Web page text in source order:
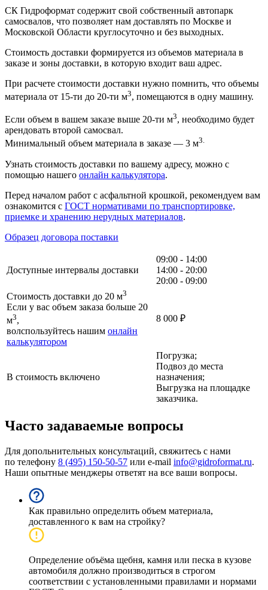
СК Гидроформат содержит свой собственный автопарк
самосвалов, что позволяет нам доставлять по Москве и
Московской Области круглосуточно и без выходных.
Стоимость доставки формируется из объемов материала в
заказе и зоны доставки, в которую входит ваш адрес.
При расчете стоимости доставки нужно помнить, что объемы
материала от 15-ти до 20-ти м3, помещаются в одну машину.
Если объем в вашем заказе выше 20-ти м3, необходимо будет
арендовать второй самосвал.
Минимальный объем материала в заказе — 3 м3.
Узнать стоимость доставки по вашему адресу, можно с
помощью нашего онлайн калькулятора.
Перед началом работ с асфальтной крошкой, рекомендуем вам
ознакомится с ГОСТ нормативами по транспортировке,
приемке и хранению нерудных материалов.
Образец договора поставки
Доступные интервалы доставки
09:00 - 14:00
14:00 - 20:00
20:00 - 09:00
Стоимость доставки до 20 м3
Если у вас объем заказа больше 20
м3,
волспользуйтесь нашим онлайн
калькулятором
8 000 ₽
В стоимость включено
Погрузка;
Подвоз до места
назначения;
Выгрузка на площадке
заказчика.
Часто задаваемые вопросы
Для допольнительных консультаций, свяжитесь с нами
по телефону 8 (495) 150-50-57 или e-mail info@gidroformat.ru.
Наши опытные менджеры ответят на все ваши вопросы.
Как правильно определить объем материала,
доставленного к вам на стройку?
Определение объёма щебня, камня или песка в кузове
автомобиля должно производиться в строгом
соответствии с установленными правилами и нормами